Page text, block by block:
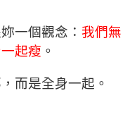
一個觀念： 我們無
起瘦 。
而是全身一起。